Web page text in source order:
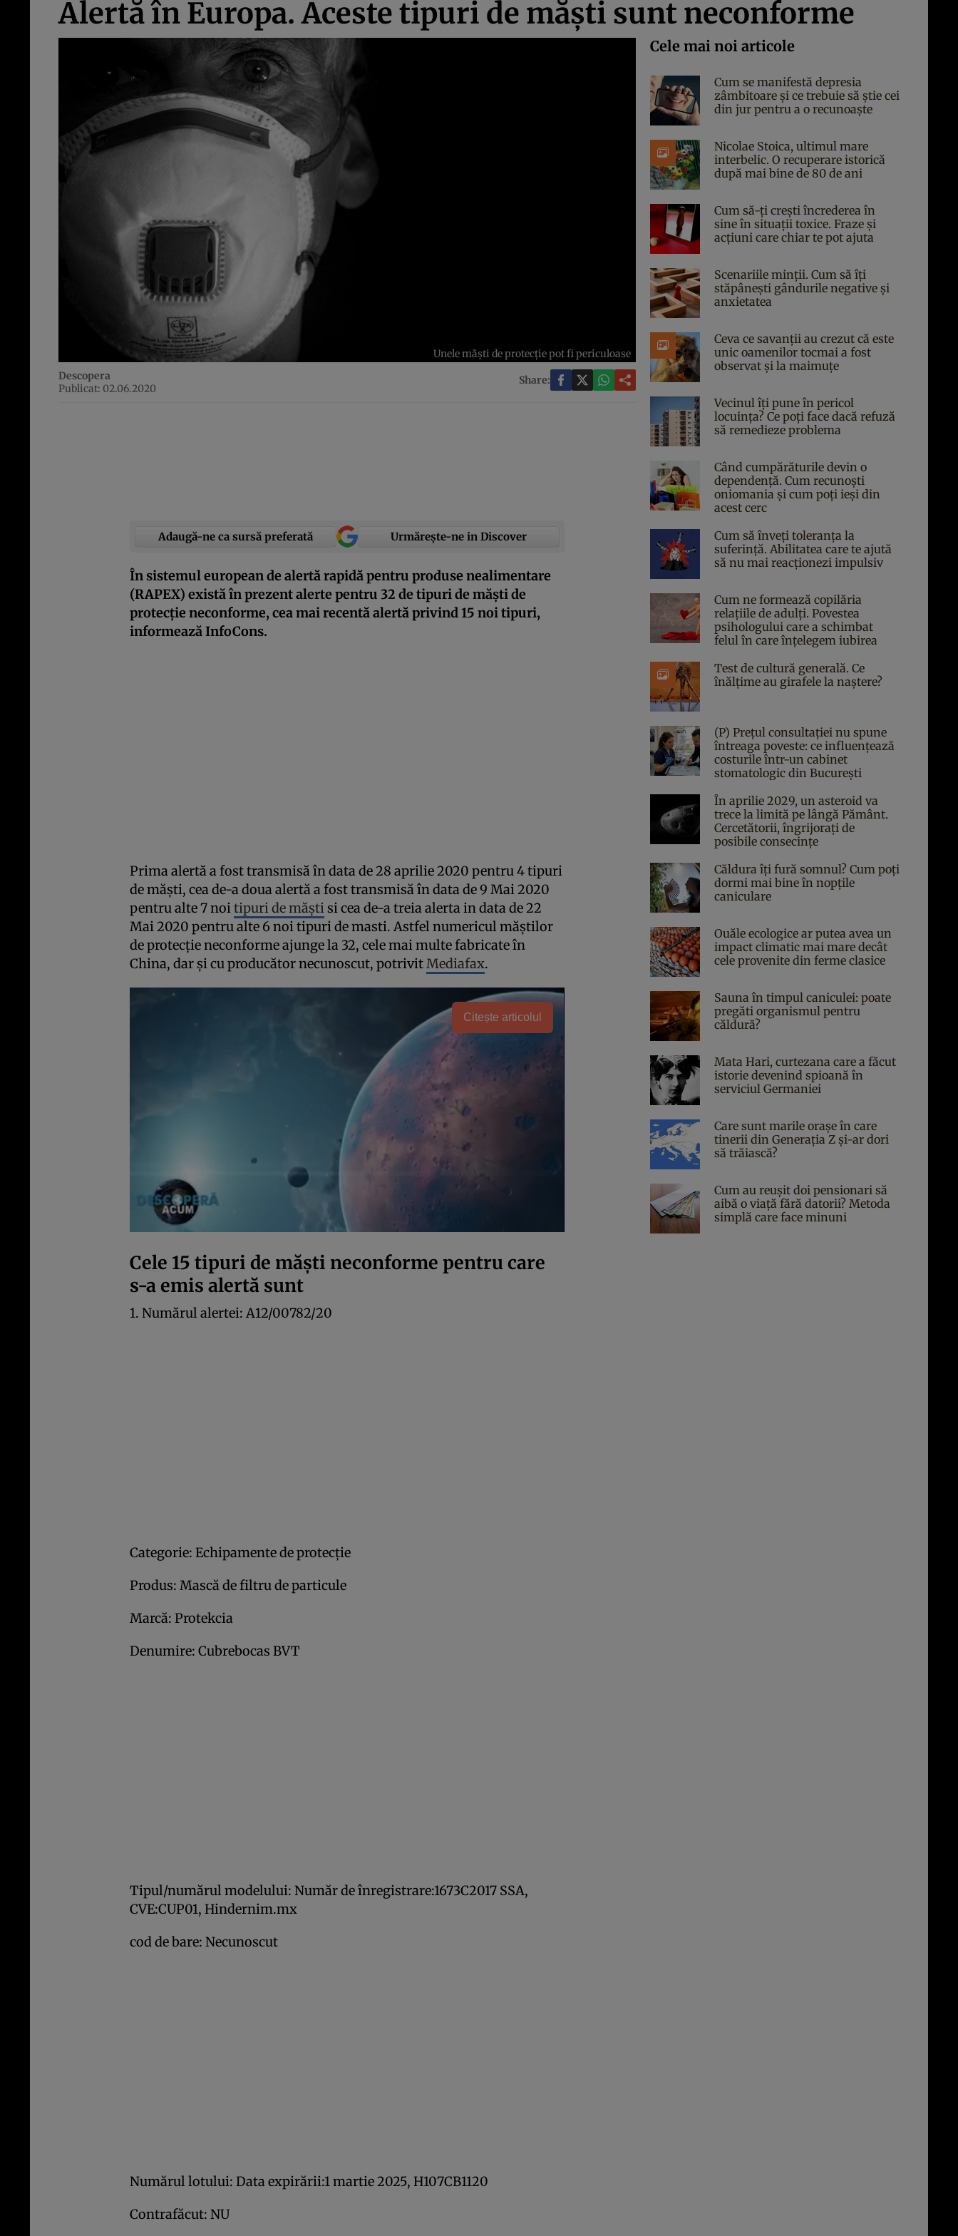
Alertă în Europa. Aceste tipuri de măști sunt neconforme
Unele măști de protecție pot fi periculoase
Descopera
Publicat: 02.06.2020
Share:
Adaugă-ne ca sursă preferată Urmărește-ne in Discover
În sistemul european de alertă rapidă pentru produse nealimentare
(RAPEX) există în prezent alerte pentru 32 de tipuri de măști de
protecție neconforme, cea mai recentă alertă privind 15 noi tipuri,
informează InfoCons.
Prima alertă a fost transmisă în data de 28 aprilie 2020 pentru 4 tipuri
de măști, cea de-a doua alertă a fost transmisă în data de 9 Mai 2020
pentru alte 7 noitipuri de măștisi cea de-a treia alerta in data de 22
Mai 2020 pentru alte 6 noi tipuri de masti. Astfel numericul măștilor
de protecție neconforme ajunge la 32, cele mai multe fabricate în
China, dar și cu producător necunoscut, potrivitMediafax.
Citește articolul
Cele 15 tipuri de măști neconforme pentru care
s-a emis alertă sunt
1. Numărul alertei: A12/00782/20
Categorie: Echipamente de protecție
Produs: Mască de filtru de particule
Marcă: Protekcia
Denumire: Cubrebocas BVT
Tipul/numărul modelului: Număr de înregistrare:1673C2017 SSA,
CVE:CUP01, Hindernim.mx
cod de bare: Necunoscut
Numărul lotului: Data expirării:1 martie 2025, H107CB1120
Contrafăcut: NU
Cele mai noi articole
Cum se manifestă depresia
zâmbitoare și ce trebuie să știe cei
din jur pentru a o recunoaște
Nicolae Stoica, ultimul mare
interbelic. O recuperare istorică
după mai bine de 80 de ani
Cum să-ți crești încrederea în
sine în situații toxice. Fraze și
acțiuni care chiar te pot ajuta
Scenariile minții. Cum să îți
stăpânești gândurile negative și
anxietatea
Ceva ce savanții au crezut că este
unic oamenilor tocmai a fost
observat și la maimuțe
Vecinul îți pune în pericol
locuința? Ce poți face dacă refuză
să remedieze problema
Când cumpărăturile devin o
dependență. Cum recunoști
oniomania și cum poți ieși din
acest cerc
Cum să înveți toleranța la
suferință. Abilitatea care te ajută
să nu mai reacționezi impulsiv
Cum ne formează copilăria
relațiile de adulți. Povestea
psihologului care a schimbat
felul în care înțelegem iubirea
Test de cultură generală. Ce
înălțime au girafele la naștere?
(P) Prețul consultației nu spune
întreaga poveste: ce influențează
costurile într-un cabinet
stomatologic din București
În aprilie 2029, un asteroid va
trece la limită pe lângă Pământ.
Cercetătorii, îngrijorați de
posibile consecințe
Căldura îți fură somnul? Cum poți
dormi mai bine în nopțile
caniculare
Ouăle ecologice ar putea avea un
impact climatic mai mare decât
cele provenite din ferme clasice
Sauna în timpul caniculei: poate
pregăti organismul pentru
căldură?
Mata Hari, curtezana care a făcut
istorie devenind spioană în
serviciul Germaniei
Care sunt marile orașe în care
tinerii din Generația Z și-ar dori
să trăiască?
Cum au reușit doi pensionari să
aibă o viață fără datorii? Metoda
simplă care face minuni